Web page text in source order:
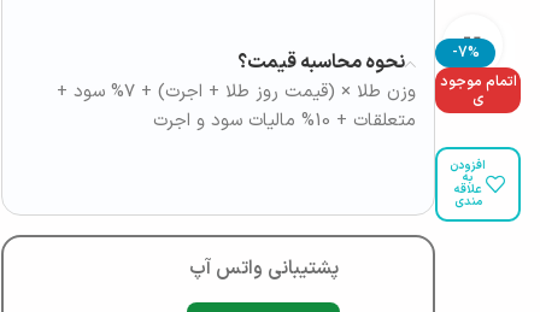
-7%
اتمام موجود
ی
بزرگنمایی تصویر
افزودن
به
علاقه
مندی
نحوه محاسبه قیمت؟
وزن طلا × (قیمت روز طلا + اجرت) + 7% سود +
متعلقات + 10% مالیات سود و اجرت
پشتیبانی واتس آپ